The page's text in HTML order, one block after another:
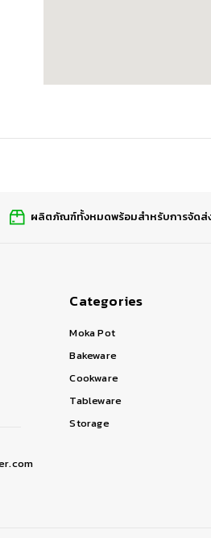
ผลิตภัณฑ์ทั้งหมดพร้อมสำหรับการจัดส่
Categories
Moka Pot
Bakeware
Cookware
Tableware
Storage